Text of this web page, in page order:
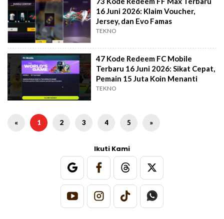
16 Juni 2026: Klaim Voucher,
Jersey, dan Evo Famas
TEKNO
47 Kode Redeem FC Mobile
Terbaru 16 Juni 2026: Sikat Cepat,
Pemain 15 Juta Koin Menanti
TEKNO
« 1 2 3 4 5 »
Ikuti Kami